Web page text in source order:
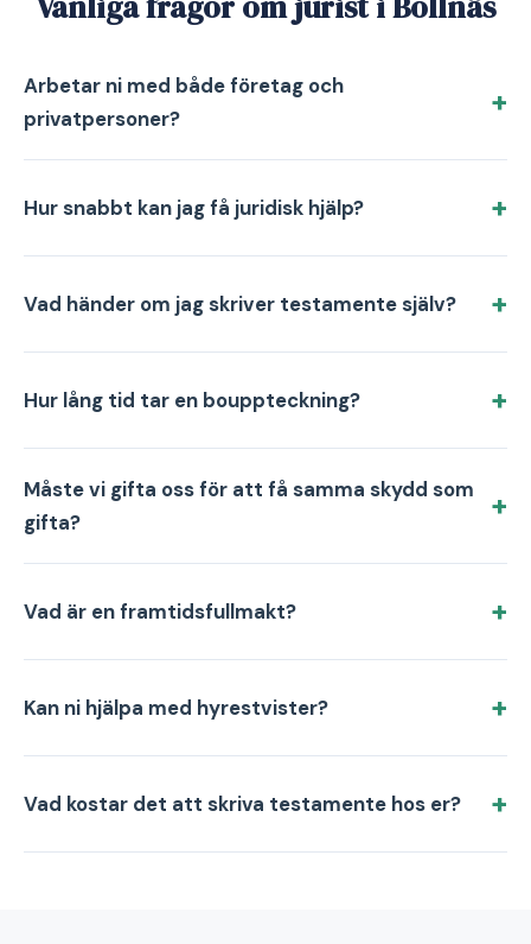
Arbetar ni med både företag och
privatpersoner?
Hur snabbt kan jag få juridisk hjälp?
Vad händer om jag skriver testamente själv?
Hur lång tid tar en bouppteckning?
Måste vi gifta oss för att få samma skydd som
gifta?
Vad är en framtidsfullmakt?
Kan ni hjälpa med hyrestvister?
Vad kostar det att skriva testamente hos er?